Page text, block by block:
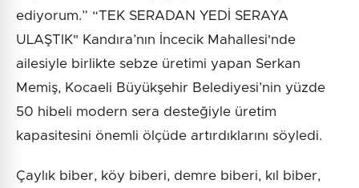
ediyorum.” “TEK SERADAN YEDİ SERAYA
ULAŞTIK" Kandıra’nın İncecik Mahallesi'nde
ailesiyle birlikte sebze üretimi yapan Serkan
Memiş, Kocaeli Büyükşehir Belediyesi’nin yüzde
50 hibeli modern sera desteğiyle üretim
kapasitesini önemli ölçüde artırdıklarını söyledi.
Çaylık biber, köy biberi, demre biberi, kıl biber,